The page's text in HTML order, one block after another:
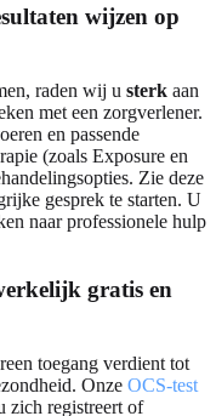
wijzen op
raden wij u sterk aan
met een zorgverlener.
en passende
(zoals Exposure en
Zie deze
gesprek te starten. U
naar professionele hulp
gratis en
toegang verdient tot
Onze OCS-test
zich registreert of